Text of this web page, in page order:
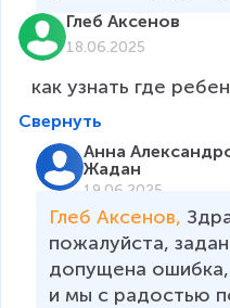
Глеб Аксенов
18.06.2025
как узнать где
Свернуть
Анна
Жадан
19.06.2025
Глеб Аксенов,
пожалуйста,
допущена
и мы с радостью